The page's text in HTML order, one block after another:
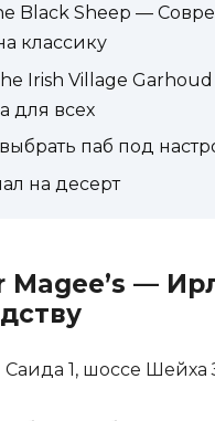
Black Sheep —
классику
Irish Village
для всех
паб под
на десерт
Magee’s —
1, шоссе Шейха